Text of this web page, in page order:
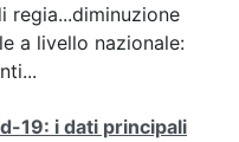
regia...diminuzione
a livello nazionale:
19: i dati principali